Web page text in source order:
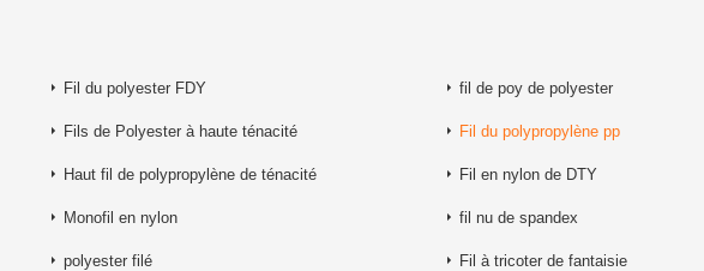
Fil du polyester FDY fil de poy de polyester
Fils de Polyester à haute ténacité Fil du polypropylène pp
Haut fil de polypropylène de ténacité Fil en nylon de DTY
Monofil en nylon fil nu de spandex
polyester filé Fil à tricoter de fantaisie